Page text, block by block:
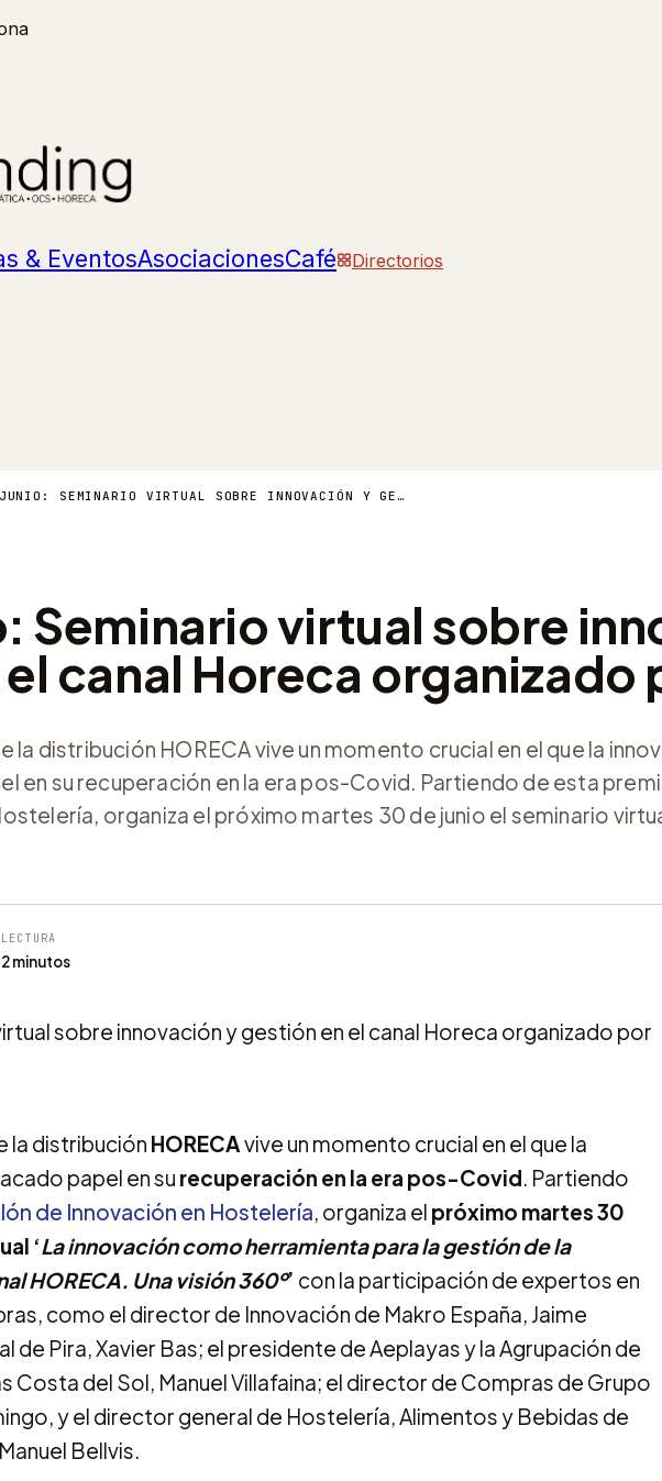
& EventosAsociacionesCafé Directorios
30 DE JUNIO: SEMINARIO VIRTUAL SOBRE INNOVACIÓN Y GESTIÓN EN EL CANAL HORECA ORGANIZADO POR H&T
Seminario virtual sobre
canal Horeca organizado
la distribución HORECA vive un momento crucial en el que la
en su recuperación en la era pos-Covid. Partiendo de esta
organiza el próximo martes 30 de junio el seminario
LECTURA
2 minutos
la distribución HORECAvive un momento crucial en el que la
papel en su recuperación en la era pos-Covid. Partiendo
de Innovación en Hostelería, organiza el próximo martes 30
‘La innovación como herramienta para la gestión de la
HORECA. Una visión 360º’ con la participación de expertos en
como el director de Innovación de Makro España, Jaime
de Pira, Xavier Bas; el presidente de Aeplayas y la Agrupación de
Costa del Sol, Manuel Villafaina; el director de Compras de Grupo
y el director general de Hostelería, Alimentos y Bebidas de
Bellvis.